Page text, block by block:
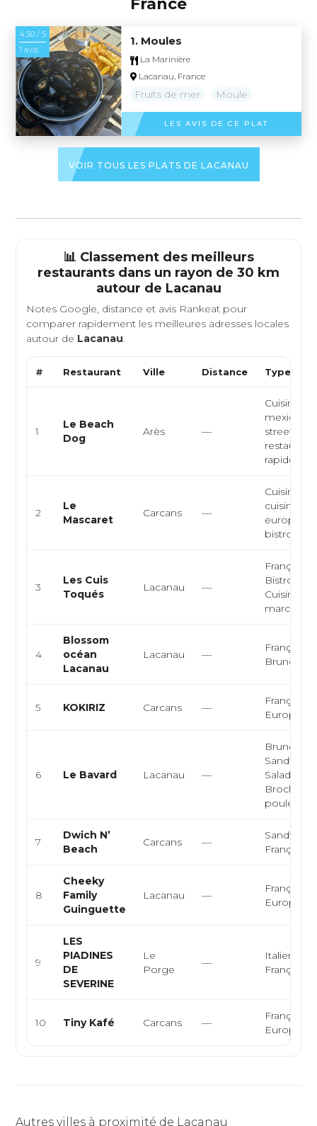
France
4.50 / 5
1 avis
1. Moules
La Marinière
Lacanau, France
Fruits de mer Moule
LES AVIS DE CE PLAT
VOIR TOUS LES PLATS DE LACANAU
📊 Classement des meilleurs
restaurants dans un rayon de 30 km
autour de Lacanau
Notes Google, distance et avis Rankeat pour
comparer rapidement les meilleures adresses locales
autour de Lacanau.
# Restaurant Ville Distance Type de
1
Le Beach
Dog
Arès —
Cuisine
mexicaine,
street
rapide, ta...
2
Le
Mascaret
Carcans —
Cuisine
cuisine
bistrot,
3
Les Cuis
Toqués
Lacanau —
Française,
Cuisine du
marché
4
Blossom
océan
Lacanau
Lacanau —
Française,
Brunch
5 KOKIRIZ Carcans —
Française,
6 Le Bavard Lacanau —
Brunch
Salades,
poule...
7
Dwich N’
Beach
Carcans —
Française
8
Cheeky
Family
Guinguette
Lacanau —
Française,
9
LES
PIADINES
DE
SEVERINE
Le
Porge
—
Italienne,
Française
10 Tiny Kafé Carcans —
Française,
Autres villes à proximité de Lacanau